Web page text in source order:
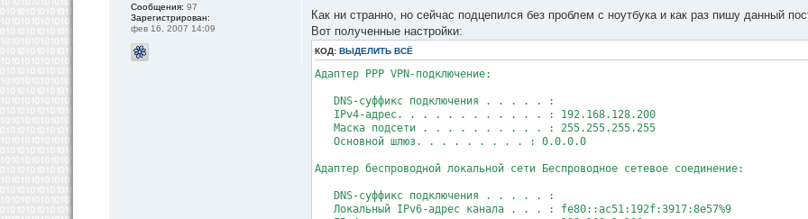
Как ни странно, но сейчас подцепился без проблем с ноутбука и как раз пишу данный
Вот полученные настройки:
КОД:ВЫДЕЛИТЬ ВСЁ
Адаптер PPP VPN-подключение:
DNS-суффикс подключения . . . . . :
IPv4-адрес. . . . . . . . . . . . : 192.168.128.200
Маска подсети . . . . . . . . . . : 255.255.255.255
Основной шлюз. . . . . . . . . : 0.0.0.0
Адаптер беспроводной локальной сети Беспроводное сетевое соединение:
DNS-суффикс подключения . . . . . :
Локальный IPv6-адрес канала . . . : fe80::ac51:192f:3917:8e57%9
Сообщения: 97
Зарегистрирован:
фев 16, 2007 14:09